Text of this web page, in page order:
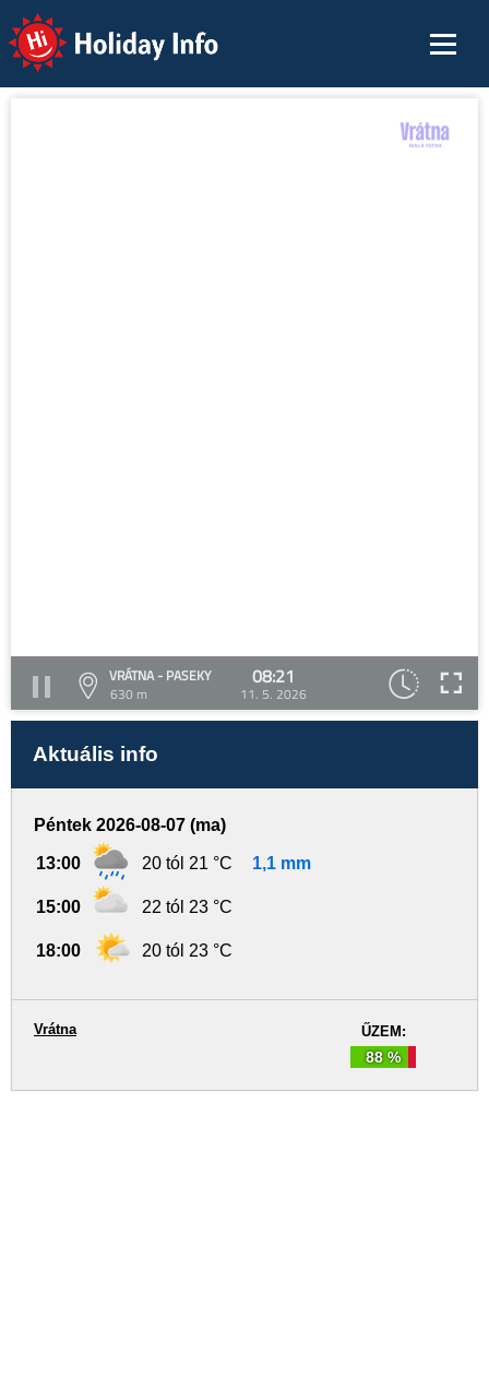
Holiday Info
VRÁTNA - PASEKY
630 m
08:21
11. 5. 2026
Aktuális info
Péntek 2026-08-07 (ma)
13:00 20 tól 21 °C 1,1 mm
15:00 22 tól 23 °C
18:00 20 tól 23 °C
ŰZEM:
88 %
Vrátna